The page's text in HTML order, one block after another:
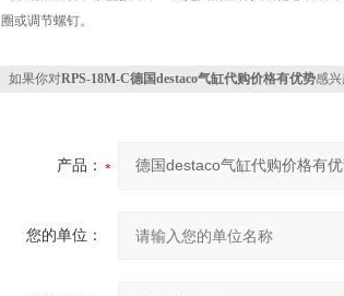
圈或调节螺钉。
如果你对RPS-18M-C德国destaco气缸代购价格有优势感兴
产品：
您的单位：